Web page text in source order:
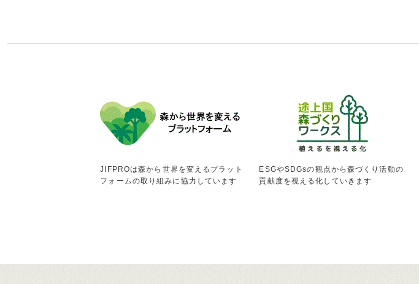
JIFPROは森から世界を変えるプラット
フォームの取り組みに協力しています
ESGやSDGsの観点から森づくり活動の
貢献度を視える化していきます